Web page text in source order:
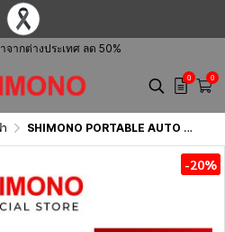
จากต่างประเทศ ลด 50%
0 0
SHIMONO PORTABLE AUTO MATIC ICE MAKER IM-212
-20%